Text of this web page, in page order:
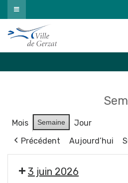
Passer
au
contenu
Mois Semaine
Jour
Précédent
Aujourd’hui
3 juin 2026